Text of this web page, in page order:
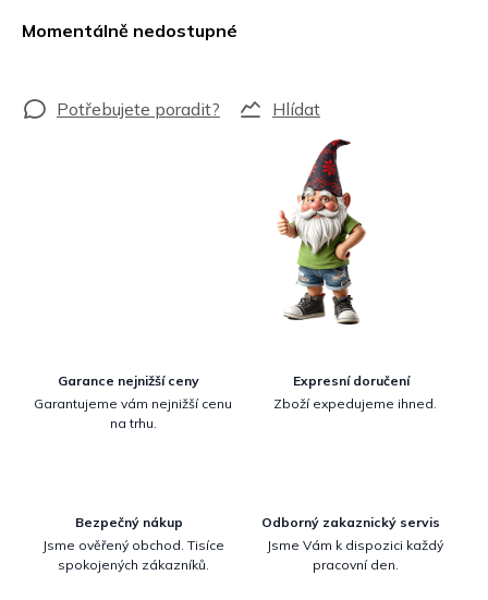
Momentálně nedostupné
Hlídat
Garance nejnižší ceny
Garantujeme vám nejnižší cenu
na trhu.
Expresní doručení
Zboží expedujeme ihned.
Bezpečný nákup
Jsme ověřený obchod. Tisíce
spokojených zákazníků.
Odborný zakaznický servis
Jsme Vám k dispozici každý
pracovní den.